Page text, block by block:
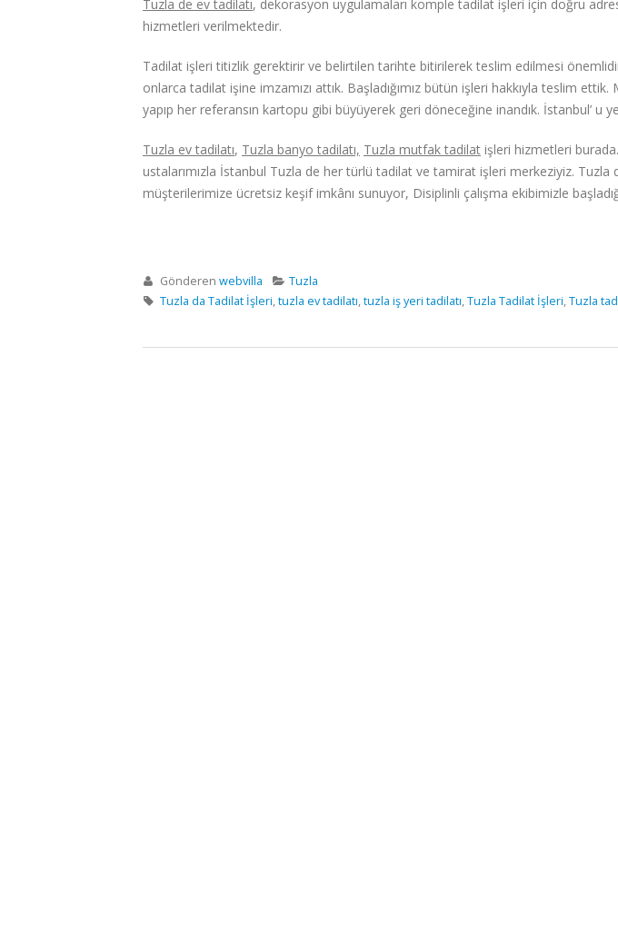
Tuzla de ev tadilatı, dekorasyon uygulamaları komple tadilat işleri için doğru
hizmetleri verilmektedir.
Tadilat işleri titizlik gerektirir ve belirtilen tarihte bitirilerek teslim edilmesi
onlarca tadilat işine imzamızı attık. Başladığımız bütün işleri hakkıyla teslim
yapıp her referansın kartopu gibi büyüyerek geri döneceğine inandık. İstanbul’ u
Tuzla ev tadilatı, Tuzla banyo tadilatı, Tuzla mutfak tadilat işleri hizmetleri burada.
ustalarımızla İstanbul Tuzla de her türlü tadilat ve tamirat işleri merkeziyiz. Tuzla
müşterilerimize ücretsiz keşif imkânı sunuyor, Disiplinli çalışma ekibimizle
Gönderen webvilla
Tuzla
Tuzla da Tadilat İşleri,tuzla ev tadilatı,tuzla iş yeri tadilatı,Tuzla Tadilat İşleri,Tuzla